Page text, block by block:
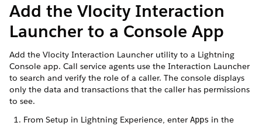
Add the Vlocity Interaction
Launcher to a Console App
Add the Vlocity Interaction Launcher utility to a Lightning
Console app. Call service agents use the Interaction Launcher
to search and verify the role of a caller. The console displays
only the data and transactions that the caller has permissions
to see.
From Setup in Lightning Experience, enter Apps in the